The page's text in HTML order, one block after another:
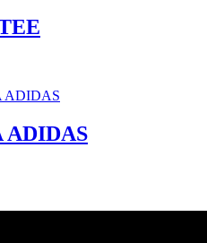
ADIDAS